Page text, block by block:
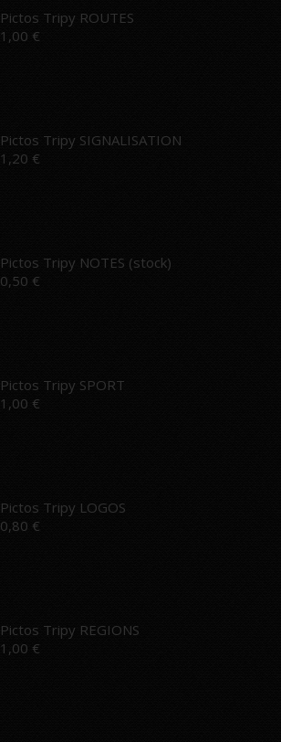
Pictos Tripy ROUTES
1,00 €
Pictos Tripy SIGNALISATION
1,20 €
Pictos Tripy NOTES (stock)
0,50 €
Pictos Tripy SPORT
1,00 €
Pictos Tripy LOGOS
0,80 €
Pictos Tripy REGIONS
1,00 €